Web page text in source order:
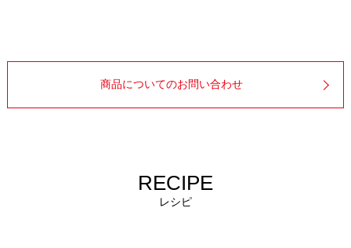
商品についてのお問い合わせ
RECIPE
レシピ